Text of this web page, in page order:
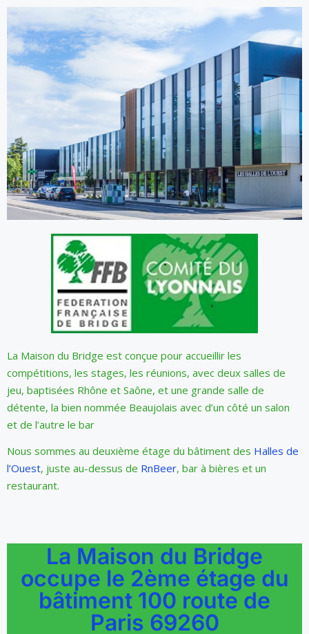
La Maison du Bridge est conçue pour accueillir les
compétitions, les stages, les réunions, avec deux salles de
jeu, baptisées Rhône et Saône, et une grande salle de
détente, la bien nommée Beaujolais avec d’un côté un salon
et de l’autre le bar
Nous sommes au deuxième étage du bâtiment des Halles de
l’Ouest, juste au-dessus de RnBeer, bar à bières et un
restaurant.
La Maison du Bridge
occupe le 2ème étage du
bâtiment 100 route de
Paris 69260